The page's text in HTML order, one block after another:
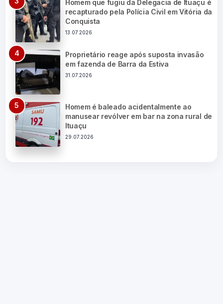
Homem que fugiu da Delegacia de Ituaçu é
recapturado pela Polícia Civil em Vitória da
Conquista
13.07.2026
Proprietário reage após suposta invasão
em fazenda de Barra da Estiva
31.07.2026
Homem é baleado acidentalmente ao
manusear revólver em bar na zona rural de
Ituaçu
29.07.2026